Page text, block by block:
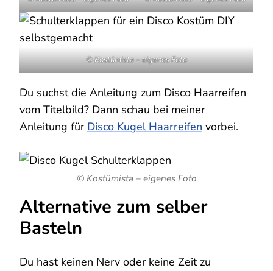
© Kostümista – eigenes Foto
Du suchst die Anleitung zum Disco Haarreifen
vom Titelbild? Dann schau bei meiner
Anleitung für Disco Kugel Haarreifen vorbei.
© Kostümista – eigenes Foto
Alternative zum selber
Basteln
Du hast keinen Nerv oder keine Zeit zu